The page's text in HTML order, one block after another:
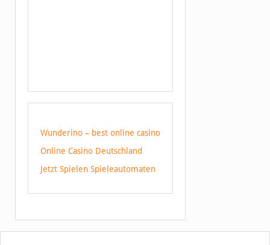
Wunderino – best online casino
Online Casino Deutschland
Jetzt Spielen Spieleautomaten